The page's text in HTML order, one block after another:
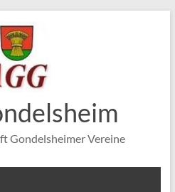
Gondelsheimer Vereine